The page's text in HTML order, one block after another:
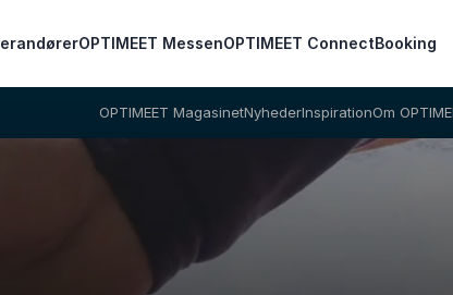
OPTIMEET MessenOPTIMEET ConnectBooking
OPTIMEET MagasinetNyhederInspirationOm